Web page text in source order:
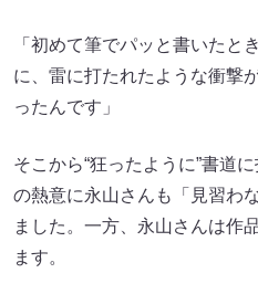
「初めて筆でパッと書いたと
に、雷に打たれたような衝撃
ったんです」
そこから“狂ったように”書道
の熱意に永山さんも「見習わ
ました。一方、永山さんは作
ます。